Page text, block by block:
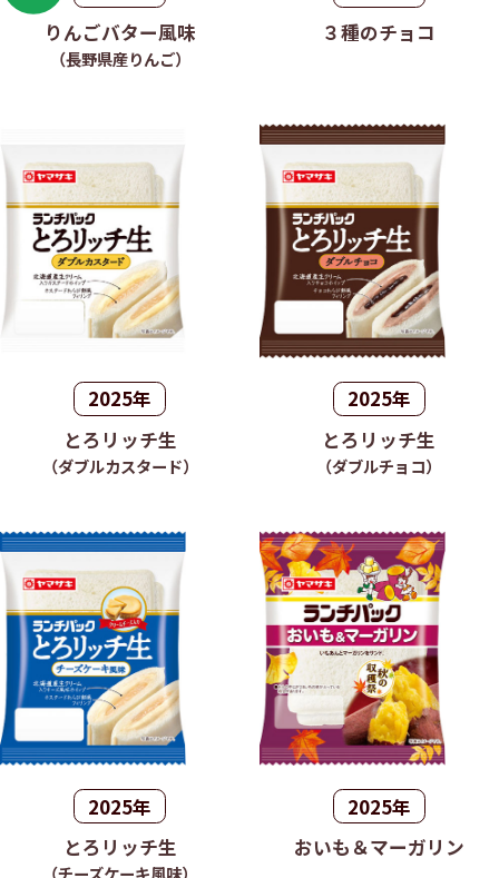
りんごバター風味
（長野県産りんご）
３種のチョコ
2025年
とろリッチ生
（ダブルカスタード）
2025年
とろリッチ生
（ダブルチョコ）
2025年
とろリッチ生
2025年
おいも＆マーガリン